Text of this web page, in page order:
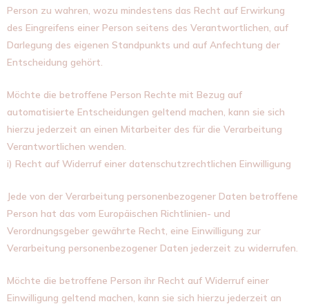
Person zu wahren, wozu mindestens das Recht auf Erwirkung
des Eingreifens einer Person seitens des Verantwortlichen, auf
Darlegung des eigenen Standpunkts und auf Anfechtung der
Entscheidung gehört.
Möchte die betroffene Person Rechte mit Bezug auf
automatisierte Entscheidungen geltend machen, kann sie sich
hierzu jederzeit an einen Mitarbeiter des für die Verarbeitung
Verantwortlichen wenden.
i) Recht auf Widerruf einer datenschutzrechtlichen Einwilligung
Jede von der Verarbeitung personenbezogener Daten betroffene
Person hat das vom Europäischen Richtlinien- und
Verordnungsgeber gewährte Recht, eine Einwilligung zur
Verarbeitung personenbezogener Daten jederzeit zu widerrufen.
Möchte die betroffene Person ihr Recht auf Widerruf einer
Einwilligung geltend machen, kann sie sich hierzu jederzeit an